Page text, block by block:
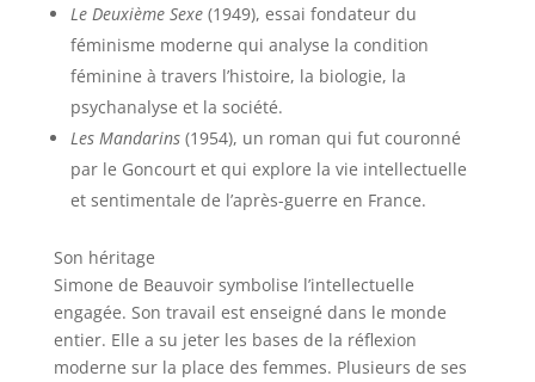
Le Deuxième Sexe(1949), essai fondateur du
féminisme moderne qui analyse la condition
féminine à travers l’histoire, la biologie, la
psychanalyse et la société.
Les Mandarins(1954), un roman qui fut couronné
par le Goncourt et qui explore la vie intellectuelle
et sentimentale de l’après-guerre en France.
Son héritage
Simone de Beauvoir symbolise l’intellectuelle
engagée. Son travail est enseigné dans le monde
entier. Elle a su jeter les bases de la réflexion
moderne sur la place des femmes. Plusieurs de ses